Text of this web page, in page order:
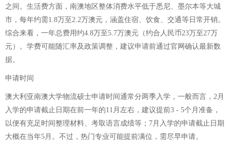
之间。生活费方面，南澳地区整体消费水平低于悉尼、墨尔本等大城
市，每年约需1.8万至2.2万澳元，涵盖住宿、饮食、交通等日常开销。
综合来看，一年总费用约4.8万至5.7万澳元（约合人民币23万至27万
元）。学费可能随汇率及政策调整，建议申请前通过官网确认最新数
据。
申请时间
澳大利亚南澳大学物流硕士申请时间通常分两季入学，一般而言，2月
入学的申请截止日期在前一年的11月左右，建议提前3 - 5个月准备，
以便有充足时间整理材料、考取语言成绩等；7月入学的申请截止日期
大概在当年5月。不过，热门专业可能提前满位，需尽早申请。